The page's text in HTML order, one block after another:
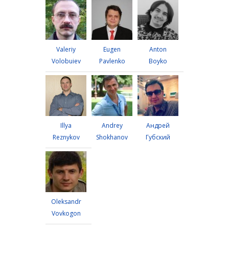
Valeriy
Volobuiev
Eugen
Pavlenko
Anton
Boyko
Illya
Reznykov
Andrey
Shokhanov
Андрей
Губский
Oleksandr
Vovkogon